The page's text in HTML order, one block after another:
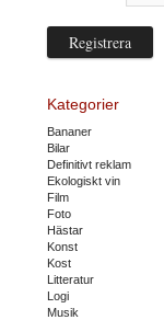
Kategorier
Bananer
Bilar
Definitivt reklam
Ekologiskt vin
Film
Foto
Hästar
Konst
Kost
Litteratur
Logi
Musik